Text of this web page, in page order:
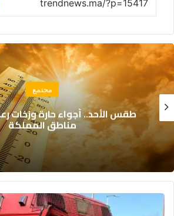
مجتمع
طقس الأحد.. أجواء حارة وزخات
مناطق المملكة
حادث
سير